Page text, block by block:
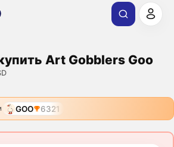
Art Gobblers Goo
GOO 6321